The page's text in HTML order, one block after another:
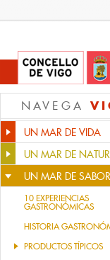
NAVEGA
UN MAR DE VIDA
UN MAR DE
UN MAR DE
10 EXPERIENCIAS
GASTRONÓMICAS
HISTORIA
PRODUCTOS TÍPICOS